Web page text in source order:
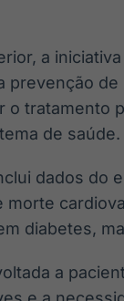
a
prevenção
o tratamento
de saúde.
dados do
diabetes,
a